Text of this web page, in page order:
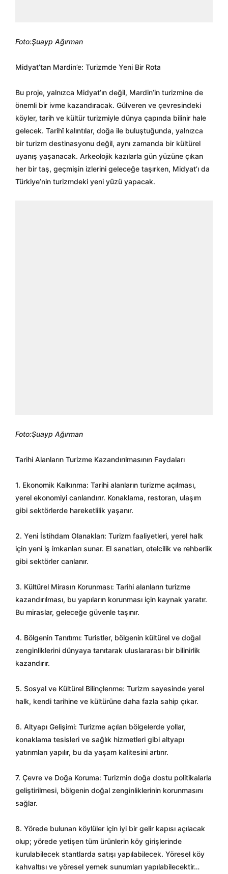
Foto:Şuayp Ağırman
Midyat’tan Mardin’e: Turizmde Yeni Bir Rota
Bu proje, yalnızca Midyat’ın değil, Mardin’in turizmine de
önemli bir ivme kazandıracak. Gülveren ve çevresindeki
köyler, tarih ve kültür turizmiyle dünya çapında bilinir hale
gelecek. Tarihî kalıntılar, doğa ile buluştuğunda, yalnızca
bir turizm destinasyonu değil, aynı zamanda bir kültürel
uyanış yaşanacak. Arkeolojik kazılarla gün yüzüne çıkan
her bir taş, geçmişin izlerini geleceğe taşırken, Midyat’ı da
Türkiye’nin turizmdeki yeni yüzü yapacak.
Foto:Şuayp Ağırman
Tarihi Alanların Turizme Kazandırılmasının Faydaları
1. Ekonomik Kalkınma: Tarihi alanların turizme açılması,
yerel ekonomiyi canlandırır. Konaklama, restoran, ulaşım
gibi sektörlerde hareketlilik yaşanır.
2. Yeni İstihdam Olanakları: Turizm faaliyetleri, yerel halk
için yeni iş imkanları sunar. El sanatları, otelcilik ve rehberlik
gibi sektörler canlanır.
3. Kültürel Mirasın Korunması: Tarihi alanların turizme
kazandırılması, bu yapıların korunması için kaynak yaratır.
Bu miraslar, geleceğe güvenle taşınır.
4. Bölgenin Tanıtımı: Turistler, bölgenin kültürel ve doğal
zenginliklerini dünyaya tanıtarak uluslararası bir bilinirlik
kazandırır.
5. Sosyal ve Kültürel Bilinçlenme: Turizm sayesinde yerel
halk, kendi tarihine ve kültürüne daha fazla sahip çıkar.
6. Altyapı Gelişimi: Turizme açılan bölgelerde yollar,
konaklama tesisleri ve sağlık hizmetleri gibi altyapı
yatırımları yapılır, bu da yaşam kalitesini artırır.
7. Çevre ve Doğa Koruma: Turizmin doğa dostu politikalarla
geliştirilmesi, bölgenin doğal zenginliklerinin korunmasını
sağlar.
8. Yörede bulunan köylüler için iyi bir gelir kapısı açılacak
olup; yörede yetişen tüm ürünlerin köy girişlerinde
kurulabilecek stantlarda satışı yapılabilecek. Yöresel köy
kahvaltısı ve yöresel yemek sunumları yapılabilecektir…